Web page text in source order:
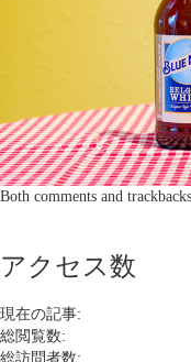
Both comments and
アクセス数
現在の記事:
総閲覧数:
総訪問者数: